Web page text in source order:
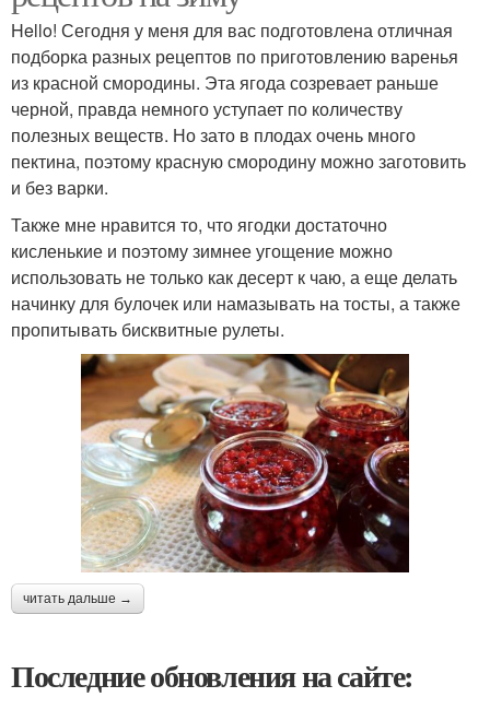
Hello! Сегодня у меня для вас подготовлена отличная
подборка разных рецептов по приготовлению варенья
из красной смородины. Эта ягода созревает раньше
черной, правда немного уступает по количеству
полезных веществ. Но зато в плодах очень много
пектина, поэтому красную смородину можно заготовить
и без варки.
Также мне нравится то, что ягодки достаточно
кисленькие и поэтому зимнее угощение можно
использовать не только как десерт к чаю, а еще делать
начинку для булочек или намазывать на тосты, а также
пропитывать бисквитные рулеты.
читать дальше →
Последние обновления на сайте: